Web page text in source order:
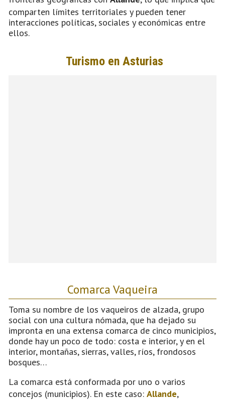
comparten límites territoriales y pueden tener
interacciones políticas, sociales y económicas entre
ellos.
Comarca Vaqueira
Toma su nombre de los vaqueiros de alzada, grupo
social con una cultura nómada, que ha dejado su
impronta en una extensa comarca de cinco municipios,
donde hay un poco de todo: costa e interior, y en el
interior, montañas, sierras, valles, ríos, frondosos
bosques…
La comarca está conformada por uno o varios
concejos (municipios). En este caso: Allande,